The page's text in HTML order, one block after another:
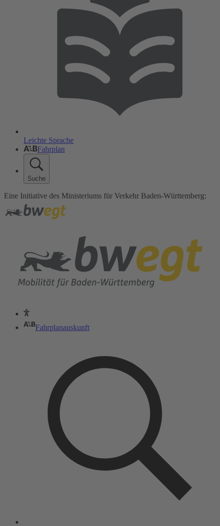
Leichte Sprache
Fahrplan
Suche
Eine Initiative des Ministeriums für Verkehr Baden-Württemberg:
Fahrplanauskunft